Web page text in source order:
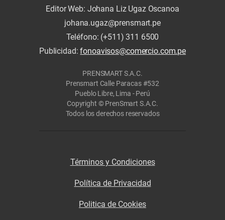
Editor Web: Johana Liz Ugaz Oscanoa
johana.ugaz@prensmart.pe
Teléfono: (+511) 311 6500
Publicidad:fonoavisos@comercio.com.pe
PRENSMART S.A.C.
Prensmart Calle Paracas #532
Pueblo Libre, Lima - Perú
Copyright © PrenSmart S.A.C.
Todos los derechos reservados
Términos y Condiciones
Política de Privacidad
Politica de Cookies